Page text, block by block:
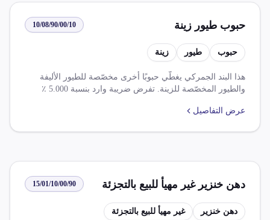
حبوب طيور زينة 10/08/90/00/10
حبوب طيور زينة
هذا البند الجمركي يغطّي حبوبًا أخرى مخصّصة للطيور الأليفة
والطيور المخصّصة للزينة. تفرض ضريبة وارد بنسبة 5.000 ٪
القواعد والإعفاءات التي يجب مراعاتها عند استيراد هذا الصنف،
والمُصنّعة ذات المنشأ المصري-البريطاني، مع ضرورة تقديم
المستورد.
عرض التفاصيل
دهن خنزير غير مهيأ للبيع بالتجزئة 15/01/10/00/90
دهن خنزير غير مهيأ للبيع بالتجزئة